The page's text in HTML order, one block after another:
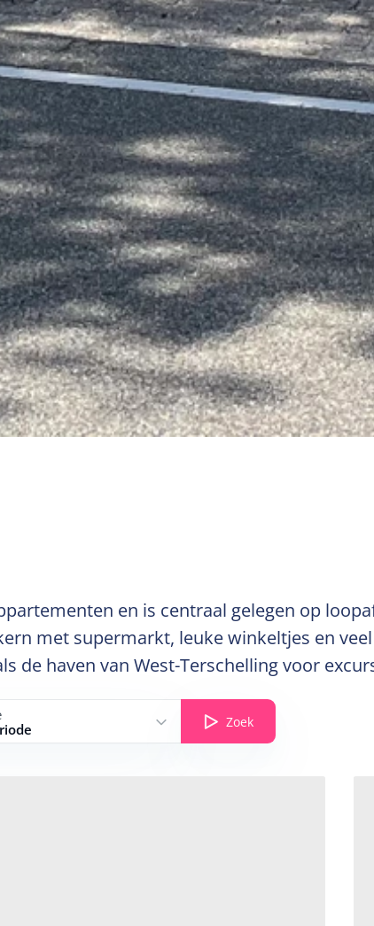
en is centraal gelegen op
met supermarkt, leuke winkeltjes en
de haven van West-Terschelling voor
Zoek